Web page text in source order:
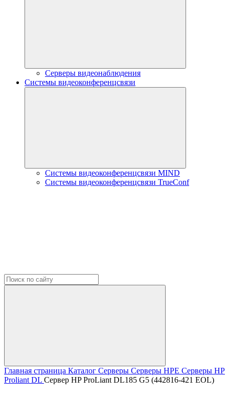
Серверы видеонаблюдения
Системы видеоконференцсвязи
Системы видеоконференцсвязи MIND
Системы видеоконференцсвязи TrueConf
Главная страница Каталог Серверы Серверы HPE Серверы HP
Proliant DL Сервер HP ProLiant DL185 G5 (442816-421 EOL)